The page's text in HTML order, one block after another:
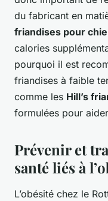
du fabricant en
friandises pour
calories
pourquoi il est
friandises à faible
comme les Hill’s
formulées pour
Prévenir et
santé liés à
L’obésité chez le